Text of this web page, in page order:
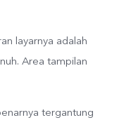
layarnya adalah
Area tampilan
tergantung